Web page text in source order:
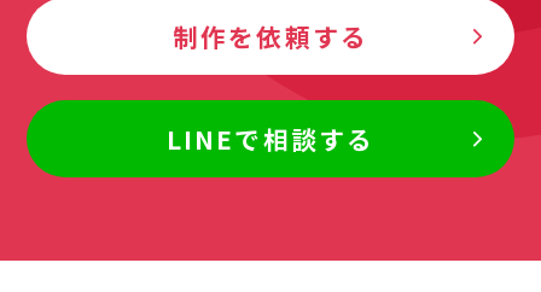
制作を依頼する
LINEで相談する